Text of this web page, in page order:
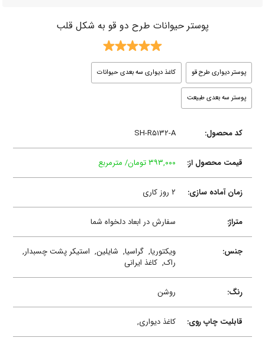
پوستر حیوانات طرح دو قو به شکل قلب
پوستر دیواری طرح قو کاغذ دیواری سه بعدی حیوانات
پوستر سه بعدی طبیعت
کد محصول: SH-R۵۱۳۲-A
قیمت محصول از: ۳۹۳,۰۰۰ تومان/ مترمربع
زمان آماده سازی: ۲ روز کاری
متراژ: سفارش در ابعاد دلخواه شما
جنس: ویکتوریا,گراسیا, شایلین, استیکر پشت چسبدار,
راک,کاغذ ایرانی
رنگ: روشن
قابلیت چاپ روی: کاغذ دیواری,